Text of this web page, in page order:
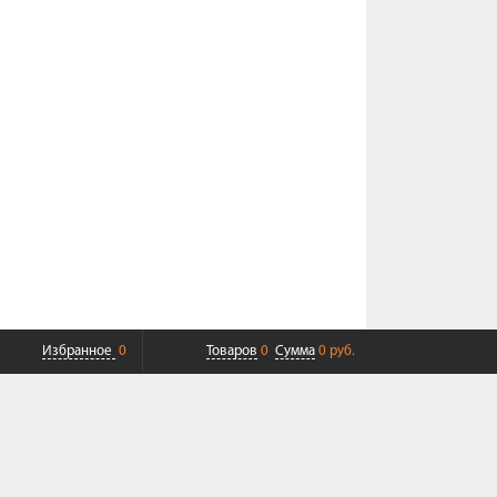
Избранное 0 Товаров 0 Сумма 0 руб.